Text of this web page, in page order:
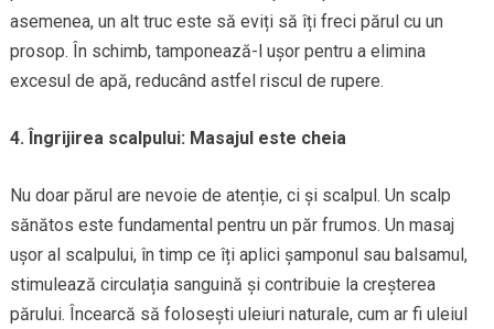
asemenea, un alt truc este să eviți să îți freci părul cu un
prosop. În schimb, tamponează-l ușor pentru a elimina
excesul de apă, reducând astfel riscul de rupere.
4. Îngrijirea scalpului: Masajul este cheia
Nu doar părul are nevoie de atenție, ci și scalpul. Un scalp
sănătos este fundamental pentru un păr frumos. Un masaj
ușor al scalpului, în timp ce îți aplici șamponul sau balsamul,
stimulează circulația sanguină și contribuie la creșterea
părului. Încearcă să folosești uleiuri naturale, cum ar fi uleiul